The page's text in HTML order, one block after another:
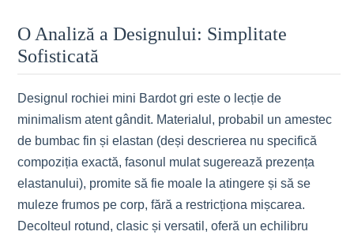
O Analiză a Designului: Simplitate
Sofisticată
Designul rochiei mini Bardot gri este o lecție de
minimalism atent gândit. Materialul, probabil un amestec
de bumbac fin și elastan (deși descrierea nu specifică
compoziția exactă, fasonul mulat sugerează prezența
elastanului), promite să fie moale la atingere și să se
muleze frumos pe corp, fără a restricționa mișcarea.
Decolteul rotund, clasic și versatil, oferă un echilibru